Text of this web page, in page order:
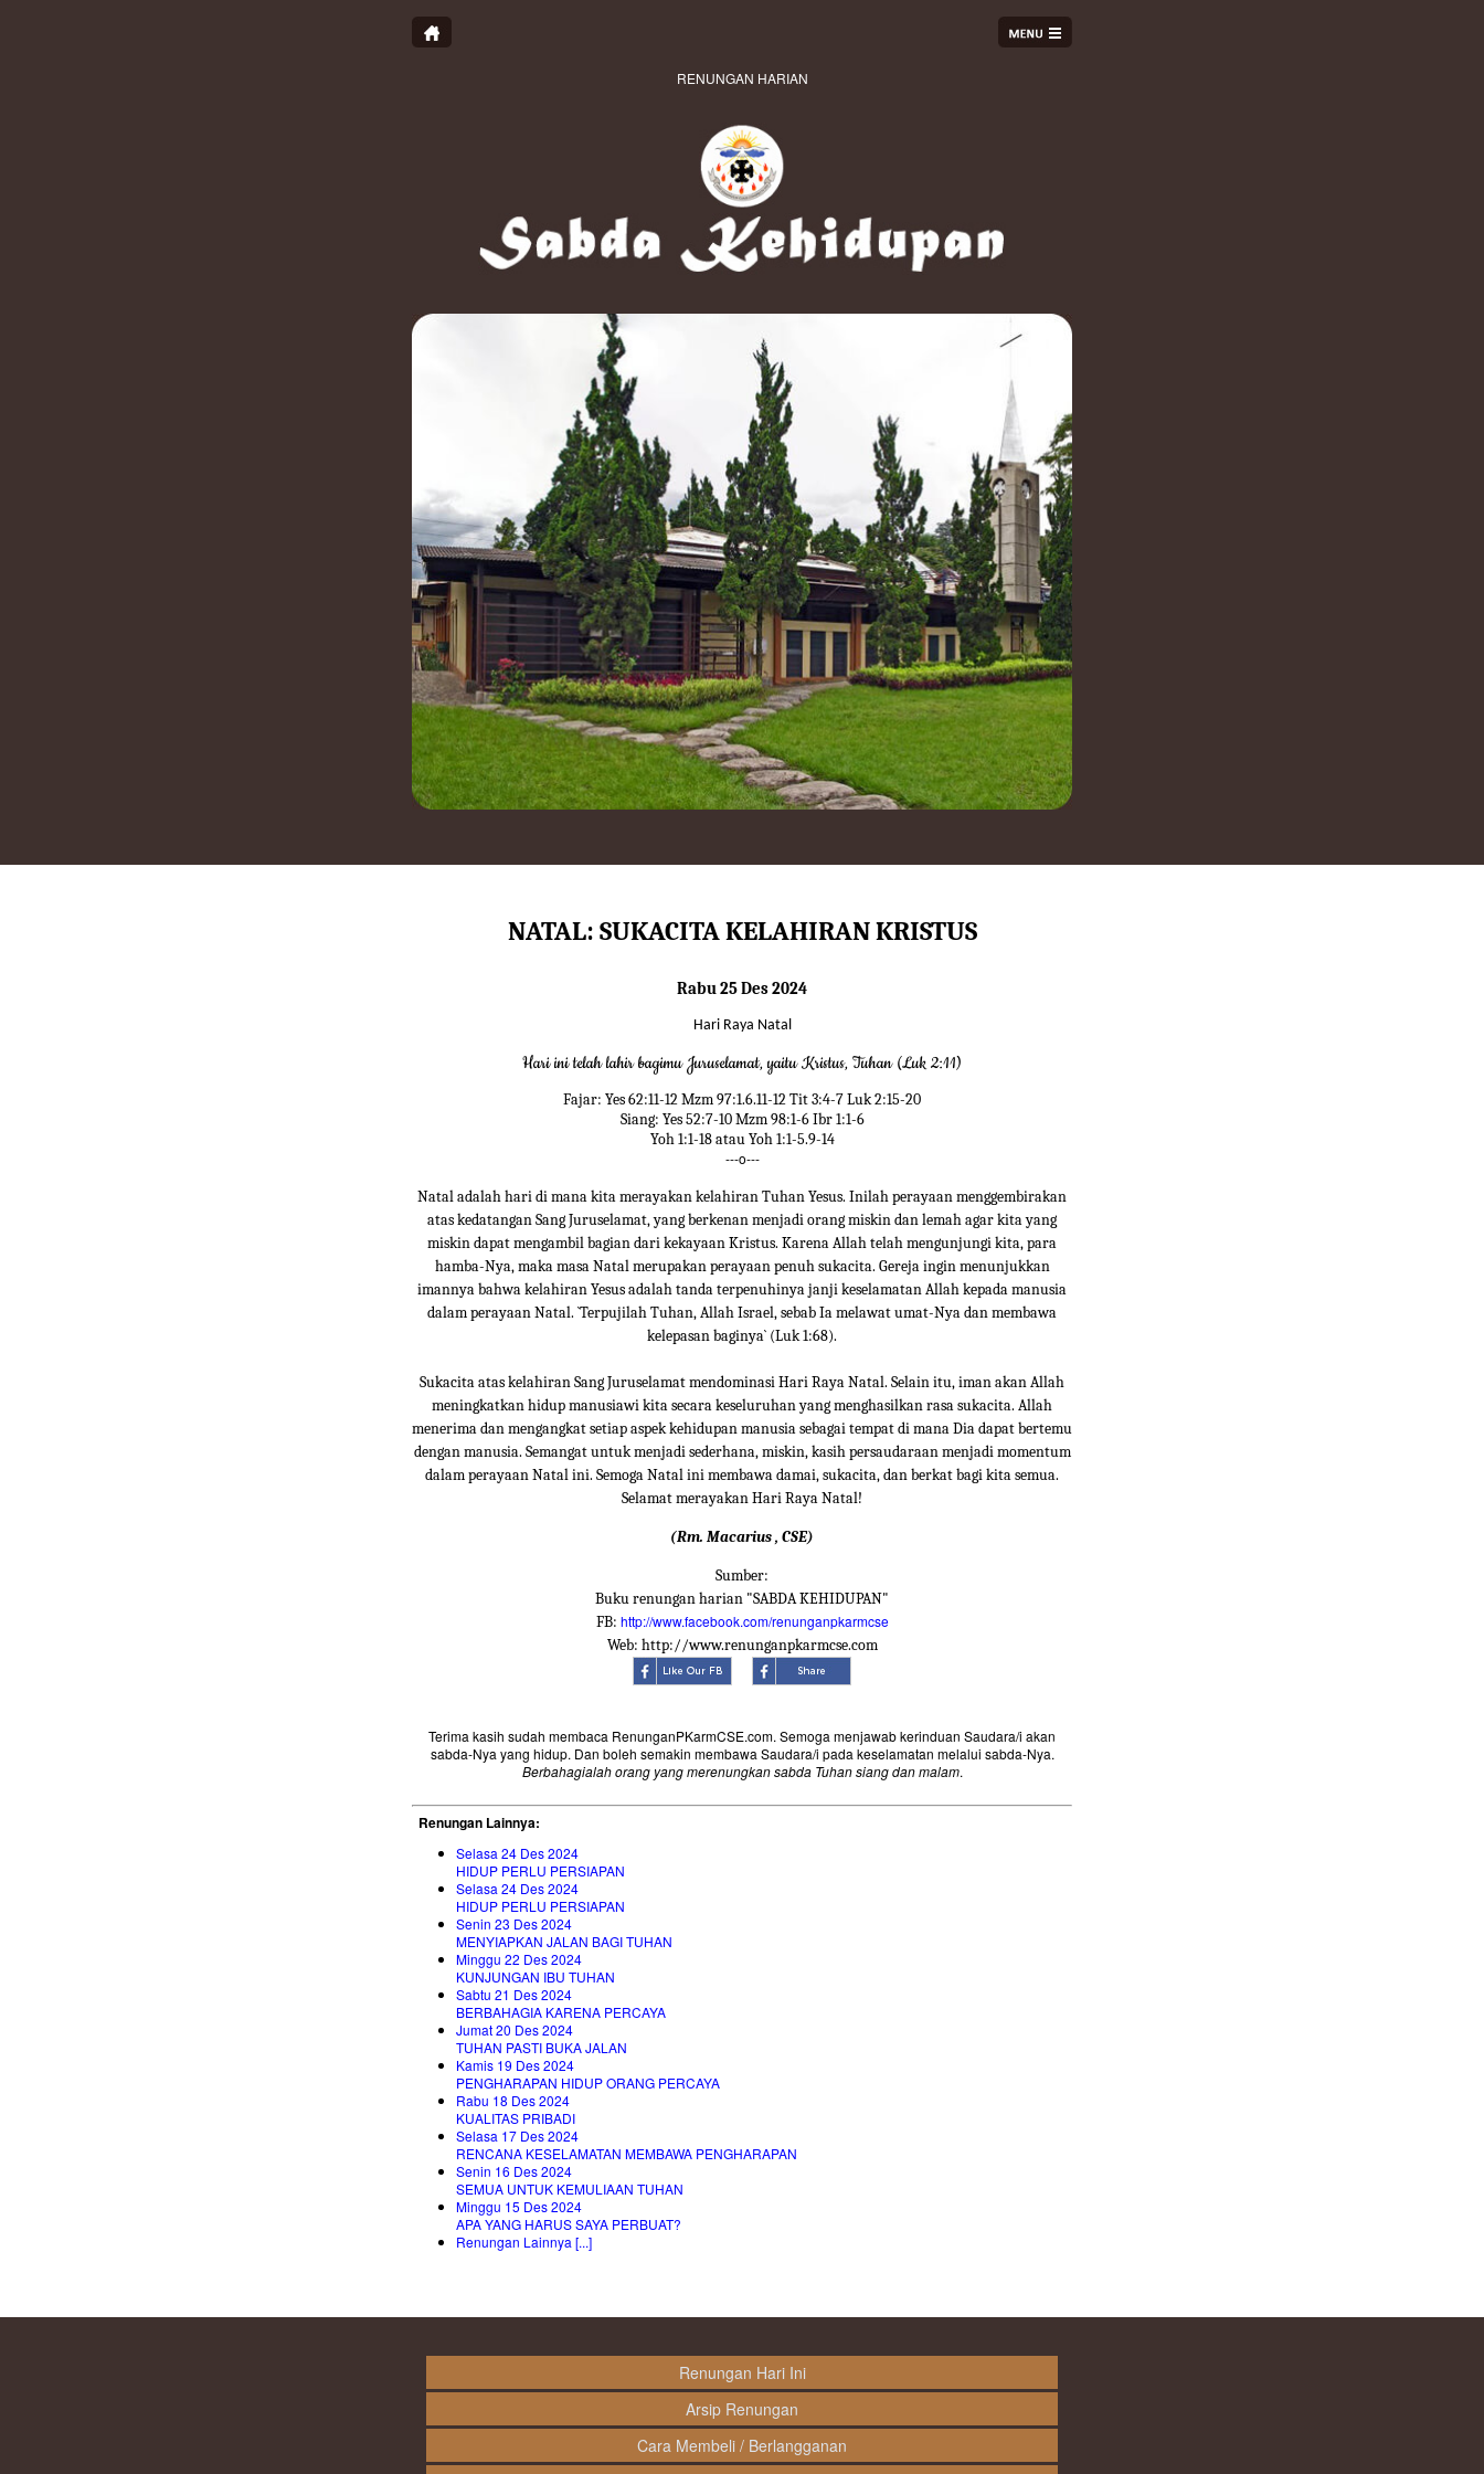
RENUNGAN HARIAN
NATAL: SUKACITA KELAHIRAN KRISTUS
Rabu 25 Des 2024
Hari Raya Natal
Hari ini telah lahir bagimu Juruselamat, yaitu Kristus, Tuhan (Luk 2:11)
Fajar: Yes 62:11-12 Mzm 97:1.6.11-12 Tit 3:4-7 Luk 2:15-20
Siang: Yes 52:7-10 Mzm 98:1-6 Ibr 1:1-6
Yoh 1:1-18 atau Yoh 1:1-5.9-14
---o---
Natal adalah hari di mana kita merayakan kelahiran Tuhan Yesus. Inilah perayaan menggembirakan
atas kedatangan Sang Juruselamat, yang berkenan menjadi orang miskin dan lemah agar kita yang
miskin dapat mengambil bagian dari kekayaan Kristus. Karena Allah telah mengunjungi kita, para
hamba-Nya, maka masa Natal merupakan perayaan penuh sukacita. Gereja ingin menunjukkan
imannya bahwa kelahiran Yesus adalah tanda terpenuhinya janji keselamatan Allah kepada manusia
dalam perayaan Natal. `Terpujilah Tuhan, Allah Israel, sebab Ia melawat umat-Nya dan membawa
kelepasan baginya` (Luk 1:68).
Sukacita atas kelahiran Sang Juruselamat mendominasi Hari Raya Natal. Selain itu, iman akan Allah
meningkatkan hidup manusiawi kita secara keseluruhan yang menghasilkan rasa sukacita. Allah
menerima dan mengangkat setiap aspek kehidupan manusia sebagai tempat di mana Dia dapat bertemu
dengan manusia. Semangat untuk menjadi sederhana, miskin, kasih persaudaraan menjadi momentum
dalam perayaan Natal ini. Semoga Natal ini membawa damai, sukacita, dan berkat bagi kita semua.
Selamat merayakan Hari Raya Natal!
(Rm. Macarius , CSE)
Sumber:
Buku renungan harian "SABDA KEHIDUPAN"
FB: http://www.facebook.com/renunganpkarmcse
Web: http://www.renunganpkarmcse.com
Terima kasih sudah membaca RenunganPKarmCSE.com. Semoga menjawab kerinduan Saudara/i akan
sabda-Nya yang hidup. Dan boleh semakin membawa Saudara/i pada keselamatan melalui sabda-Nya.
Berbahagialah orang yang merenungkan sabda Tuhan siang dan malam.
Renungan Lainnya:
Selasa 24 Des 2024
HIDUP PERLU PERSIAPAN
Selasa 24 Des 2024
HIDUP PERLU PERSIAPAN
Senin 23 Des 2024
MENYIAPKAN JALAN BAGI TUHAN
Minggu 22 Des 2024
KUNJUNGAN IBU TUHAN
Sabtu 21 Des 2024
BERBAHAGIA KARENA PERCAYA
Jumat 20 Des 2024
TUHAN PASTI BUKA JALAN
Kamis 19 Des 2024
PENGHARAPAN HIDUP ORANG PERCAYA
Rabu 18 Des 2024
KUALITAS PRIBADI
Selasa 17 Des 2024
RENCANA KESELAMATAN MEMBAWA PENGHARAPAN
Senin 16 Des 2024
SEMUA UNTUK KEMULIAAN TUHAN
Minggu 15 Des 2024
APA YANG HARUS SAYA PERBUAT?
Renungan Lainnya [...]
Renungan Hari Ini
Arsip Renungan
Cara Membeli / Berlangganan